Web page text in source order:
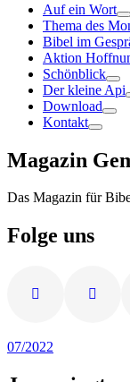
Auf ein Wort
Thema des
Bibel im
Aktion
Schönblick
Der kleine Api
Download
Kontakt
Magazin
Das Magazin für
Folge uns
07/2022